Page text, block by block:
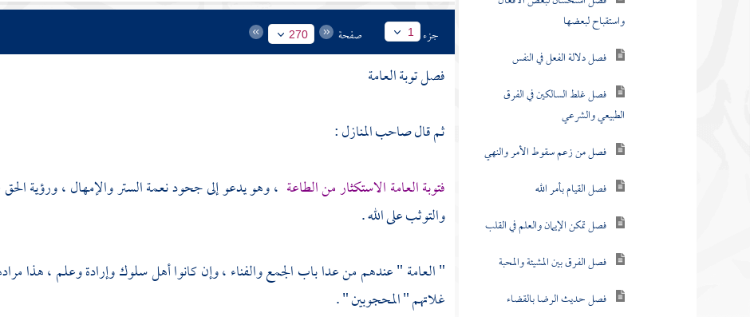
واستقباح لبعضها
فصل دلالة الفعل في النفس
فصل غلط السالكين في الفرق
الطبيعي والشرعي
فصل من زعم سقوط الأمر والنهي
فصل القيام بأمر الله
فصل تمكن الإيمان والعلم في القلب
فصل الفرق بين المشيئة والمحبة
فصل حديث الرضا بالقضاء
جزء 1 صفحة 270
فصل توبة العامة
ثم قال صاحب المنازل :
فتوبة العامة الاستكثار من الطاعة ، وهو يدعو إلى جحود نعمة الستر والإمهال ، ورؤية
والتوثب على الله .
" العامة " عندهم من عدا باب الجمع والفناء ، وإن كانوا أهل سلوك وإرادة وعلم ، هذا
غلاتهم " المحجوبين " .